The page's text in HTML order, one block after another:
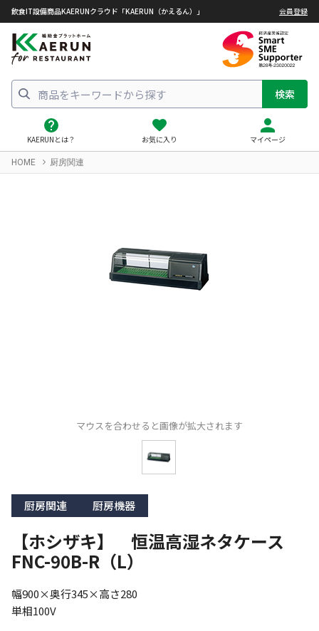
飲食IT設備商品KAERUNクラウド「KAERUN（かえるん）」 会員登録
検索
KAERUNとは？ お気に入り マイページ
HOME 厨房関連
マウスを合わせると画像が拡大されます
厨房関連 厨房機器
【ホシザキ】 恒温高湿ネタケース
FNC-90B-R（L）
幅900×奥行345×高さ280
単相100V